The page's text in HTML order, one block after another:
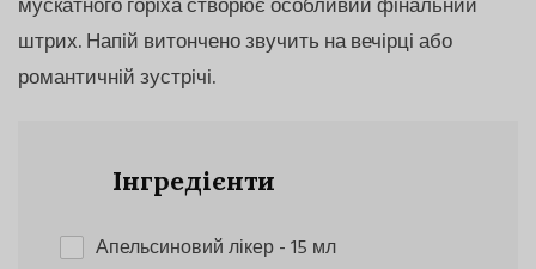
штрих. Напій витончено звучить на вечірці або
романтичній зустрічі.
Інгредієнти
Апельсиновий лікер- 15 мл